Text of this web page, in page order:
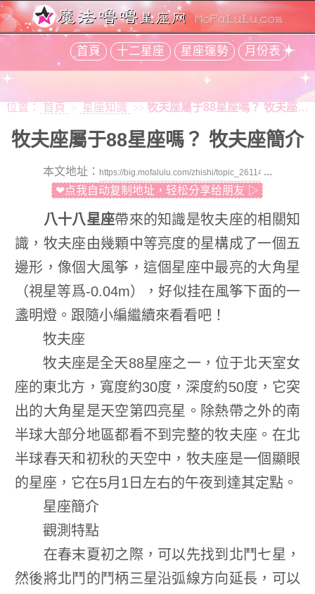
首頁 十二星座 星座運勢 月份表
位置： 首頁 > 星座知識 >> 牧夫座屬于88星座嗎？ 牧夫座簡介
牧夫座屬于88星座嗎？ 牧夫座簡介
本文地址：
...
❤点我自动复制地址，轻松分享给朋友 ▷
八十八星座帶來的知識是牧夫座的相關知
識，牧夫座由幾顆中等亮度的星構成了一個五
邊形，像個大風筝，這個星座中最亮的大角星
（視星等爲-0.04m），好似挂在風筝下面的一
盞明燈。跟隨小編繼續來看看吧！
牧夫座
牧夫座是全天88星座之一，位于北天室女
座的東北方，寬度約30度，深度約50度，它突
出的大角星是天空第四亮星。除熱帶之外的南
半球大部分地區都看不到完整的牧夫座。在北
半球春天和初秋的天空中，牧夫座是一個顯眼
的星座，它在5月1日左右的午夜到達其定點。
星座簡介
觀測特點
在春末夏初之際，可以先找到北鬥七星，
然後將北鬥的鬥柄三星沿弧線方向延長，可以